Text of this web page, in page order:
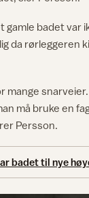
gamle badet var
da rørleggeren
mange
må bruke en
Persson.
badet til nye